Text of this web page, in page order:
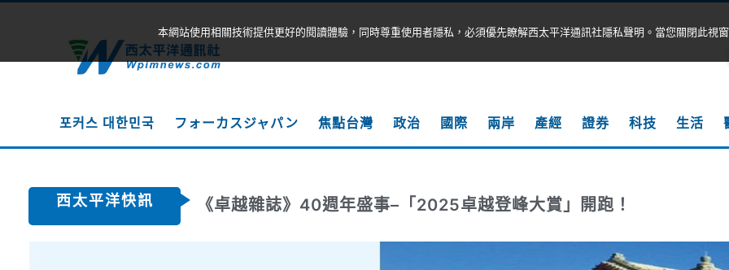
포커스 대한민국 フォーカスジャパン 焦點台灣 政治 國際 兩岸 產經 證券 科技 生活
西太平洋快訊 《卓越雜誌》40週年盛事–「2025卓越登峰大賞」開跑！
本網站使用相關技術提供更好的閱讀體驗，同時尊重使用者隱私，必須優先瞭解西太平洋通訊社隱私聲明。當您關閉此視